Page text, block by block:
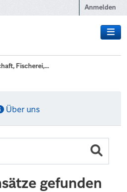
Anmelden
Fischerei,...
Über uns
gefunden